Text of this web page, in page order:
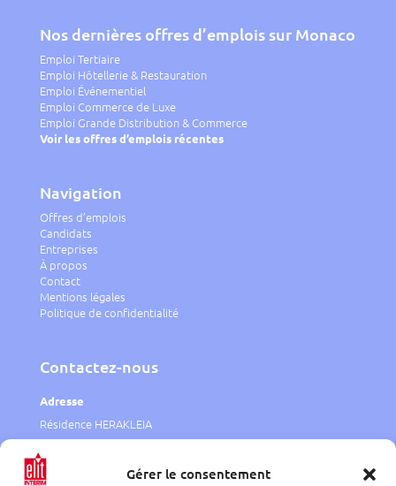
Gérer le consentement
Nos dernières offres d’emplois sur Monaco
Emploi Tertiaire
Emploi Hôtellerie & Restauration
Emploi Événementiel
Emploi Commerce de Luxe
Emploi Grande Distribution & Commerce
Voir les offres d’emplois récentes
Navigation
Offres d’emplois
Candidats
Entreprises
À propos
Contact
Mentions légales
Politique de confidentialité
Contactez-nous
Adresse
Résidence HERAKLEIA
98000 Monaco